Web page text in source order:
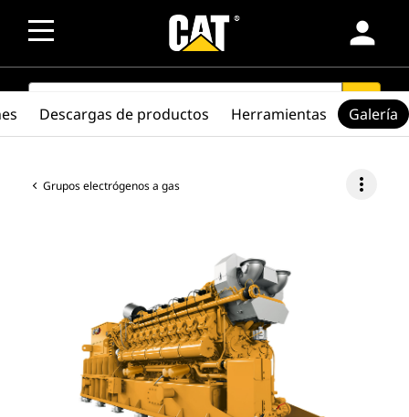
person
SEARCH search
Grupos electrógenos a gas more_vert
Descargas de productos Herramientas Galería